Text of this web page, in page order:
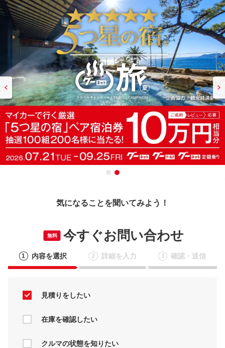
気になることを聞いてみよう！
無料 今すぐお問い合わせ
1 内容を選択 2 詳細を入力 3 確認・送信
見積りをしたい
在庫を確認したい
クルマの状態を知りたい